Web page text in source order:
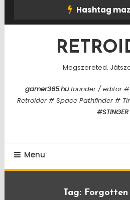
Hashtag
Megszereted.
gamer365.hufounder / editor
Retroider # Space Pathfinder #
#STINGER
Menu
Tag: Forgotten